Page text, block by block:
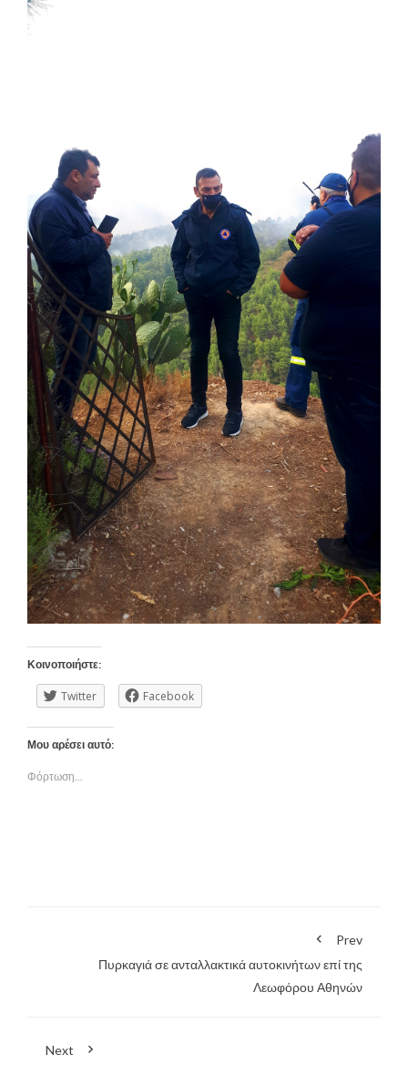
Κοινοποιήστε:
Twitter Facebook
Μου αρέσει αυτό:
Φόρτωση...
Prev
Πυρκαγιά σε ανταλλακτικά αυτοκινήτων επί της
Λεωφόρου Αθηνών
Next